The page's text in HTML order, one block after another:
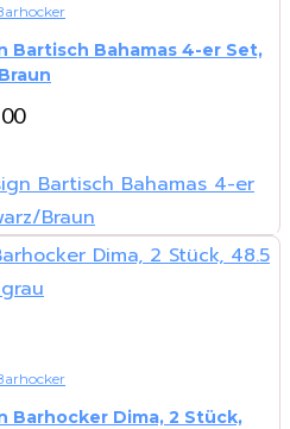
Bartisch Bahamas 4-er Set,
Barhocker Dima, 2 Stück,